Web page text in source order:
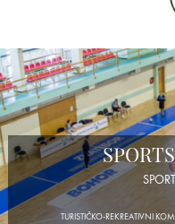
TURISTIČKO-REKREATIVNI